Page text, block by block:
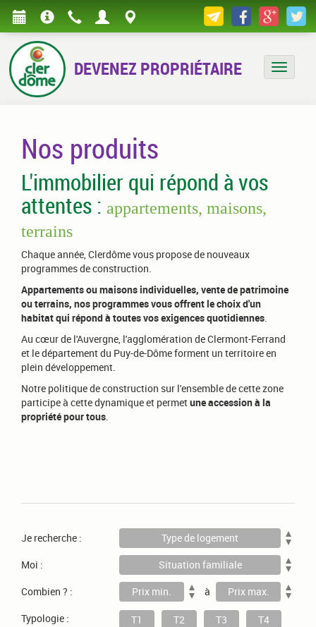
DEVENEZ PROPRIÉTAIRE
Nos produits
L'immobilier qui répond à vos
attentes : appartements, maisons,
terrains
Chaque année, Clerdôme vous propose de nouveaux
programmes de construction.
Appartements ou maisons individuelles, vente de patrimoine
ou terrains, nos programmes vous offrent le choix d'un
habitat qui répond à toutes vos exigences quotidiennes.
Au cœur de l'Auvergne, l'agglomération de Clermont-Ferrand
et le département du Puy-de-Dôme forment un territoire en
plein développement.
Notre politique de construction sur l'ensemble de cette zone
participe à cette dynamique et permetune accession à la
propriété pour tous.
Je recherche :
Type de logement
Moi :
Situation familiale
Combien ? :
Prix min. à
Prix max.
Typologie :
T1 T2 T3
T4